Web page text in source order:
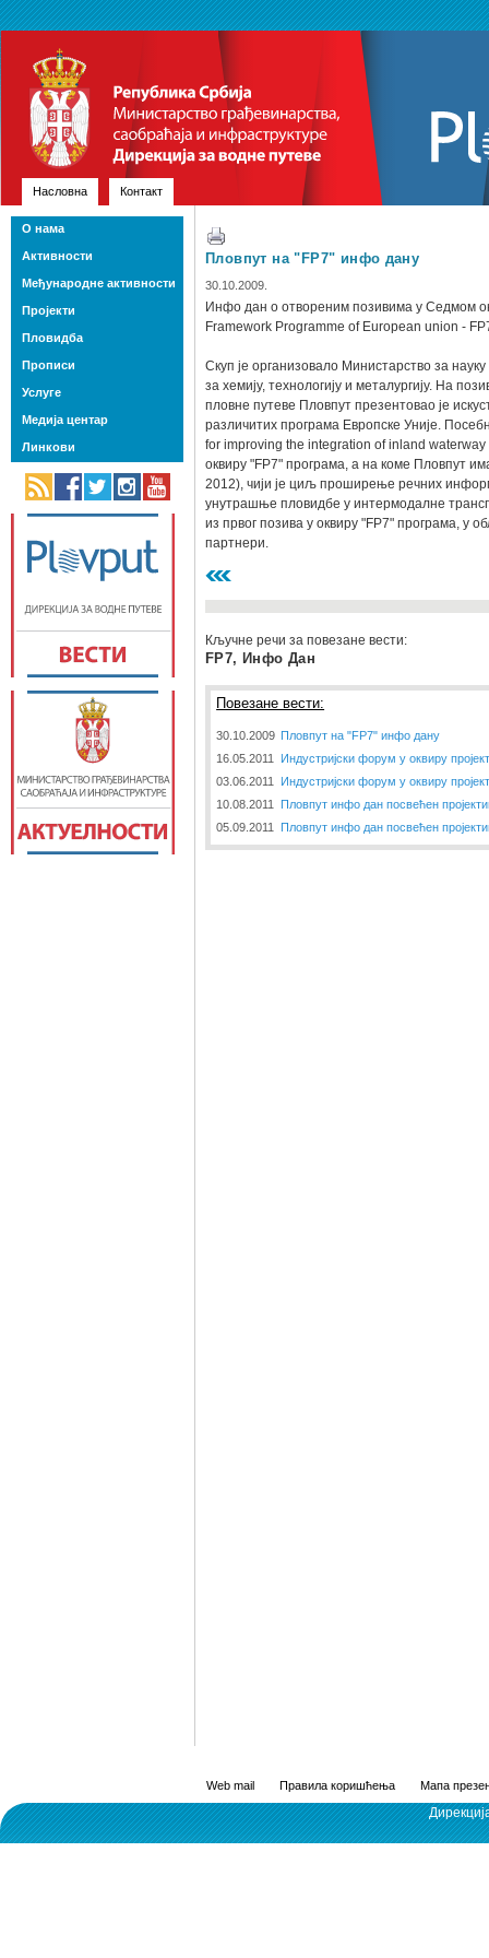
Насловна Контакт
Пловпут на "FP7" инфо дану
30.10.2009.
Инфо дан о отвореним позивима у Седмом
Framework Programme of European union -
Скуп је организовало Министарство за
за хемију, технологију и металургију. На
пловне путеве Пловпут презентовао је
различитих програма Европске Уније.
for improving the integration of inland
оквиру "FP7" програма, а на коме Пловпут
2012), чији је циљ проширење речних
унутрашње пловидбе у интермодалне
из првог позива у оквиру "FP7" програма, у
партнери.
Кључне речи за повезане вести:
FP7, Инфо Дан
Повезане вести:
30.10.2009 Пловпут на "FP7" инфо дану
16.05.2011
Индустријски форум у оквиру
03.06.2011
Индустријски форум у оквиру
10.08.2011
Пловпут инфо дан посвећен
05.09.2011
Пловпут инфо дан посвећен
О нама
Активности
Међународне активности
Пројекти
Пловидба
Прописи
Услуге
Медија центар
Линкови
Web mail Правила коришћења Мапа